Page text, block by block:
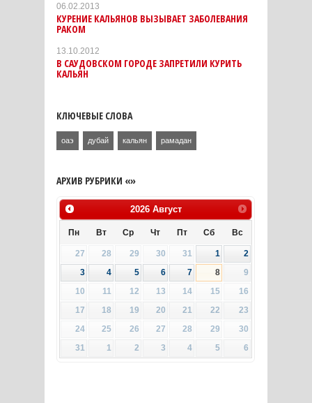
06.02.2013
КУРЕНИЕ КАЛЬЯНОВ ВЫЗЫВАЕТ ЗАБОЛЕВАНИЯ
РАКОМ
13.10.2012
В САУДОВСКОМ ГОРОДЕ ЗАПРЕТИЛИ КУРИТЬ
КАЛЬЯН
КЛЮЧЕВЫЕ СЛОВА
оаэ дубай кальян рамадан
АРХИВ РУБРИКИ «»
2026 Август
Пн Вт Ср Чт Пт Сб Вс
27 28 29 30 31 1
2
3
4 5 6 7 8
9
10
11 12 13 14 15
16
17
18 19 20 21 22
23
24
25 26 27 28 29
30
31
1 2 3 4 5 6